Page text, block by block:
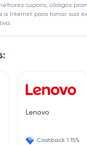
Lenovo
Cashback 1.15%
cupons, códigos
a Internet para tornar sua